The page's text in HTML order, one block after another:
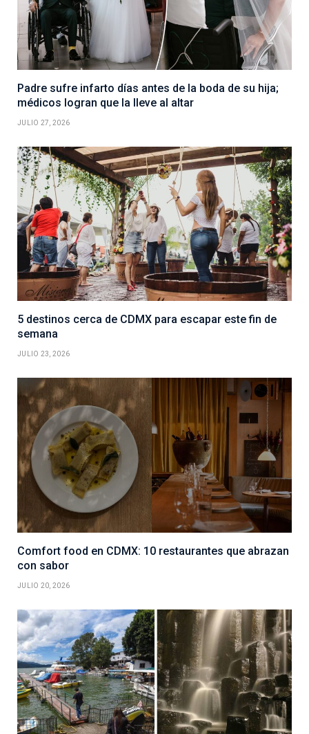
Padre sufre infarto días antes de la boda de su hija;
médicos logran que la lleve al altar
JULIO 27, 2026
5 destinos cerca de CDMX para escapar este fin de
semana
JULIO 23, 2026
Comfort food en CDMX: 10 restaurantes que abrazan
con sabor
JULIO 20, 2026